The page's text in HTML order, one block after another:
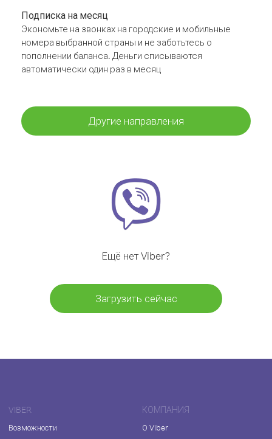
Подписка на месяц
Экономьте на звонках на городские и мобильные
номера выбранной страны и не заботьтесь о
пополнении баланса. Деньги списываются
автоматически один раз в месяц
Другие направления
Ещё нет Viber?
Загрузить сейчас
VIBER
Возможности
КОМПАНИЯ
О Viber